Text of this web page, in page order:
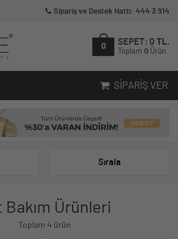
Sipariş ve Destek Hattı: 444 3 914
0
SEPET: 0 TL.
Toplam 0 Ürün
SIPARIŞ VER
Sırala
Bakım Ürünleri
Toplam 4 ürün